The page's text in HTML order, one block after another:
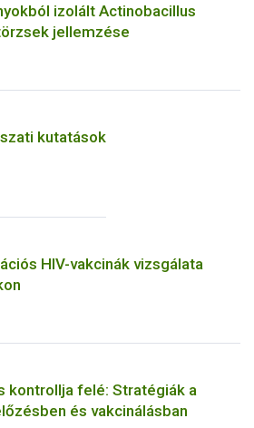
izolált Actinobacillus
jellemzése
kutatások
HIV-vakcinák vizsgálata
kontrollja felé: Stratégiák a
és vakcinálásban